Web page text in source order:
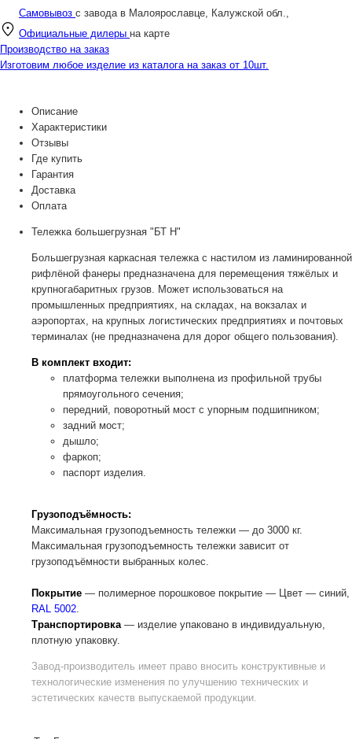
Самовывоз с завода в Малоярославце, Калужской обл.,
Официальные дилеры на карте
Производство на заказ
Изготовим любое изделие из каталога на заказ от 10шт.
Описание
Характеристики
Отзывы
Где купить
Гарантия
Доставка
Оплата
Тележка большегрузная "БТ Н"
Большегрузная каркасная тележка с настилом из ламинированной
рифлёной фанеры предназначена для перемещения тяжёлых и
крупногабаритных грузов. Может использоваться на
промышленных предприятиях, на складах, на вокзалах и
аэропортах, на крупных логистических предприятиях и почтовых
терминалах (не предназначена для дорог общего пользования).
В комплект входит:
платформа тележки выполнена из профильной трубы
прямоугольного сечения;
передний, поворотный мост с упорным подшипником;
задний мост;
дышло;
фаркоп;
паспорт изделия.
Грузоподъёмность:
Максимальная грузоподъемность тележки — до 3000 кг.
Максимальная грузоподъемность тележки зависит от
грузоподъёмности выбранных колес.
Покрытие — полимерное порошковое покрытие — Цвет — синий,
RAL 5002.
Транспортировка— изделие упаковано в индивидуальную,
плотную упаковку.
Завод-производитель имеет право вносить конструктивные и
технологические изменения по улучшению технических и
эстетических качеств выпускаемой продукции.